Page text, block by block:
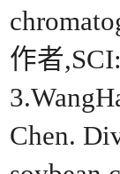
作者
Chen.